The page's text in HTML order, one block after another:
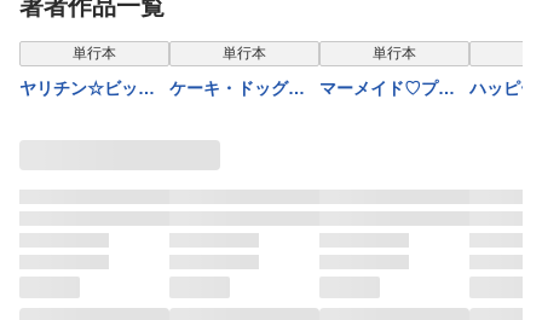
絶対最優
重要任務
著者作品一覧
表示制限中
単行本
ヤリチン☆ビッチ
おまけ付き】
表示制限中
単行本
ケーキ・ドッグ・
限定おまけ付】
表示制限中
単行本
マーメイド♡プリ
表示
ハッピー